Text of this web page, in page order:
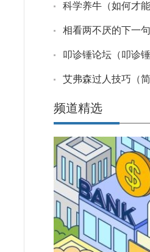
科学养牛（如何才
相看两不厌的下一
叩诊锤论坛（叩诊
艾弗森过人技巧（
频道精选